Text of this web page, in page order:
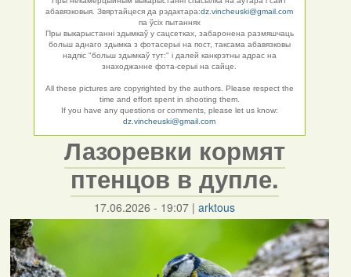
абавязковыя. Звяртайцеся да рэдактара:dz.vincheuski@gmail.com
па ўсіх пытаннях
Пры выкарыстанні здымкаў у сацсетках, забаронена размяшчаць
больш аднаго здымка з фотасерыі на пост, таксама абавязковы
надпіс "больш здымкаў тут:" і далей канкрэтны адрас на
знаходжанне фота-серыі на сайце.
All these pictures are copyrighted by the authors. Please respect the
time and effort spent in shooting them.
If you have any questions or comments, please let us know:
dz.vincheuski@gmail.com
Лазоревки кормят
птенцов в дупле.
17.06.2026 - 19:07 |arktous